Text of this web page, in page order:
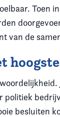
Toen
van de
besluiten